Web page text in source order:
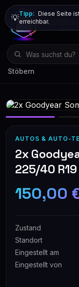
Stöbern
💡Tipp: Diese Seite
erreichbar.
AUTOS & AUTO-
2x
225/40
150,00
Zustand
Standort
Eingestellt am
Eingestellt von